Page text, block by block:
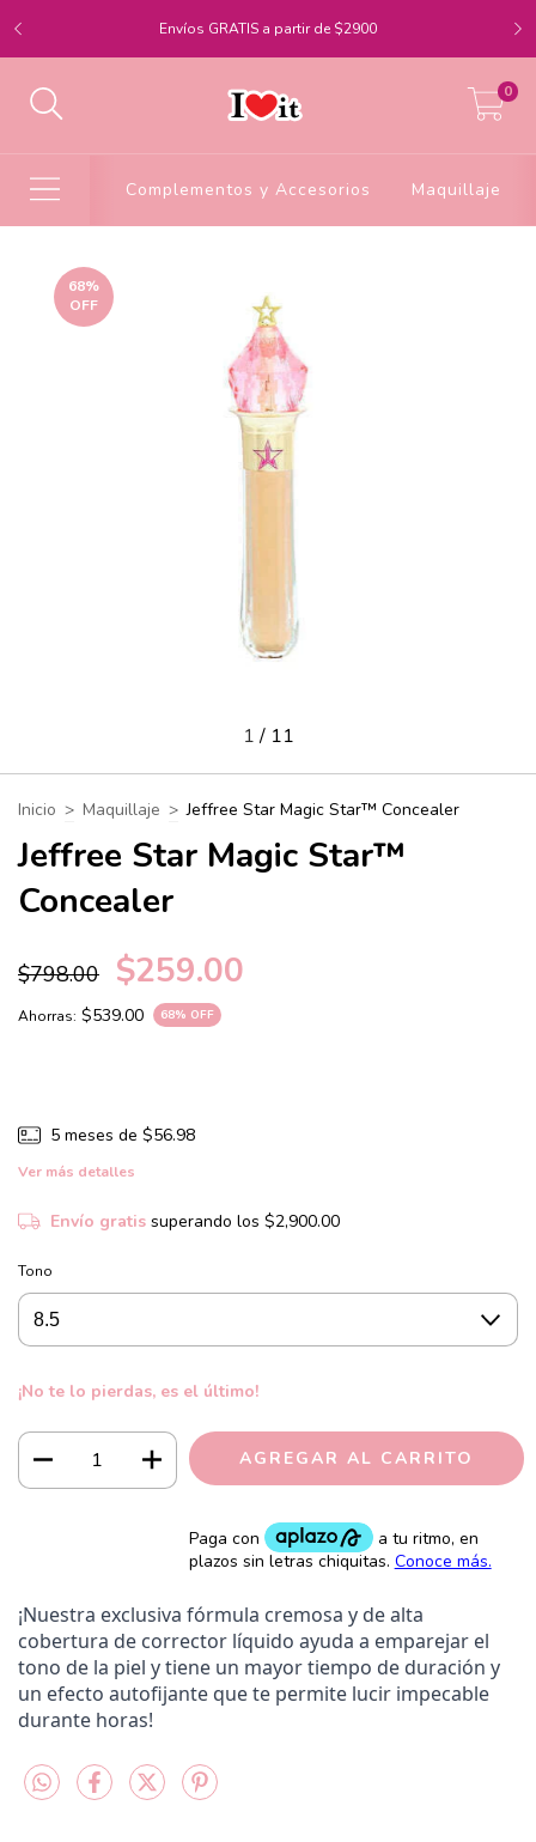
Envíos GRATIS a partir de $2900
0
Complementos y Accesorios Maquillaje
68%
OFF
1/ 11
Inicio > Maquillaje > Jeffree Star Magic Star™ Concealer
Jeffree Star Magic Star™
Concealer
$798.00 $259.00
Ahorras: $539.00 68% OFF
5 meses de $56.98
Ver más detalles
Envío gratis superando los $2,900.00
Tono
¡No te lo pierdas, es el último!
¡Nuestra exclusiva fórmula cremosa y de alta
cobertura de corrector líquido ayuda a emparejar el
tono de la piel y tiene un mayor tiempo de duración y
un efecto autofijante que te permite lucir impecable
durante horas!